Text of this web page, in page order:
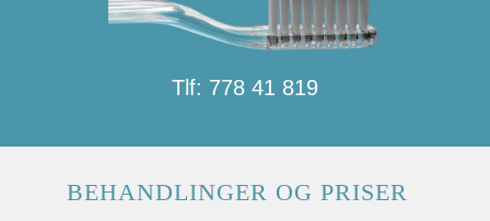
Tlf: 778 41 819
BEHANDLINGER OG PRISER